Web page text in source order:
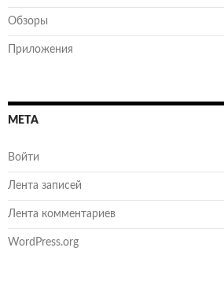
Обзоры
Приложения
МЕТА
Войти
Лента записей
Лента комментариев
WordPress.org